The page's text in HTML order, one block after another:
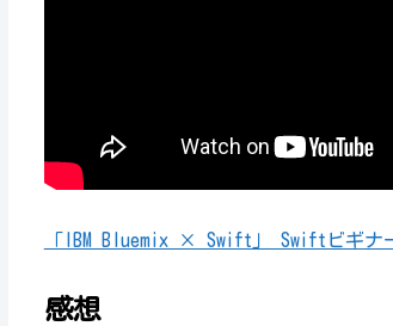
「IBM Bluemix × Swift」 Swiftビギ
感想